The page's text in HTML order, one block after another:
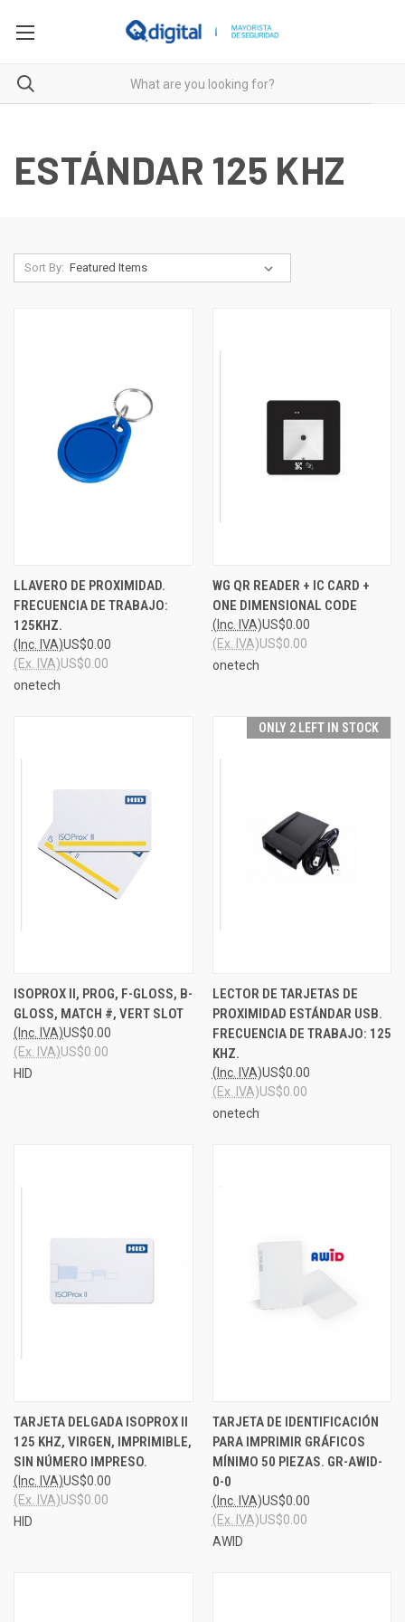
ESTÁNDAR 125 KHZ
Sort By:
LLAVERO DE PROXIMIDAD.
FRECUENCIA DE TRABAJO:
125KHZ.
US$0.00
(Inc. IVA)
US$0.00
(Ex. IVA)
onetech
WG QR READER + IC CARD +
ONE DIMENSIONAL CODE
US$0.00
(Inc. IVA)
US$0.00
(Ex. IVA)
onetech
ISOPROX II, PROG, F-GLOSS, B-
GLOSS, MATCH #, VERT SLOT
US$0.00
(Inc. IVA)
US$0.00
(Ex. IVA)
HID
ONLY 2 LEFT IN STOCK
LECTOR DE TARJETAS DE
PROXIMIDAD ESTÁNDAR USB.
FRECUENCIA DE TRABAJO: 125
KHZ.
US$0.00
(Inc. IVA)
US$0.00
(Ex. IVA)
onetech
TARJETA DELGADA ISOPROX II
125 KHZ, VIRGEN, IMPRIMIBLE,
SIN NÚMERO IMPRESO.
US$0.00
(Inc. IVA)
US$0.00
(Ex. IVA)
HID
TARJETA DE IDENTIFICACIÓN
PARA IMPRIMIR GRÁFICOS
MÍNIMO 50 PIEZAS. GR-AWID-
0-0
US$0.00
(Inc. IVA)
US$0.00
(Ex. IVA)
AWID